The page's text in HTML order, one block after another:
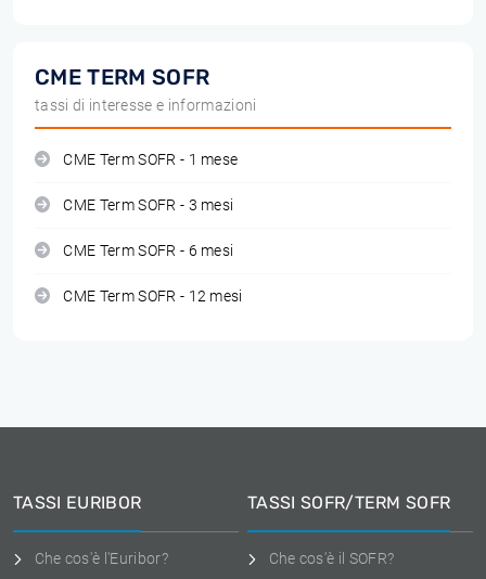
CME TERM SOFR
tassi di interesse e informazioni
CME Term SOFR - 1 mese
CME Term SOFR - 3 mesi
CME Term SOFR - 6 mesi
CME Term SOFR - 12 mesi
TASSI EURIBOR
Che cos'è l'Euribor?
TASSI SOFR/TERM SOFR
Che cos'è il SOFR?